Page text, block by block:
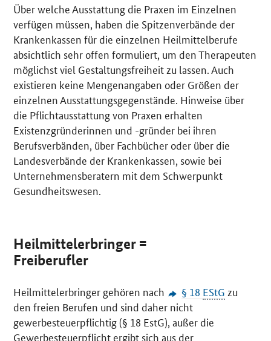
Über welche Ausstattung die Praxen im Einzelnen
verfügen müssen, haben die Spitzenverbände der
Krankenkassen für die einzelnen Heilmittelberufe
absichtlich sehr offen formuliert, um den Therapeuten
möglichst viel Gestaltungsfreiheit zu lassen. Auch
existieren keine Mengenangaben oder Größen der
einzelnen Ausstattungsgegenstände. Hinweise über
die Pflichtausstattung von Praxen erhalten
Existenzgründerinnen und -gründer bei ihren
Berufsverbänden, über Fachbücher oder über die
Landesverbände der Krankenkassen, sowie bei
Unternehmensberatern mit dem Schwerpunkt
Gesundheitswesen.
Heilmittelerbringer =
Freiberufler
Heilmittelerbringer gehören nach § 18 EStG zu
den freien Berufen und sind daher nicht
gewerbesteuerpflichtig (§ 18 EstG), außer die
Gewerbesteuerpflicht ergibt sich aus der